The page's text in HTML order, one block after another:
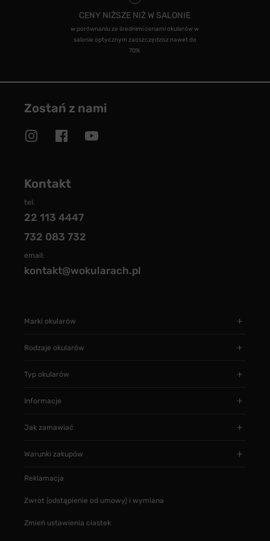
CENY NIŻSZE NIŻ W SALONIE
w porównaniu ze średnimi cenami okularów w
salonie optycznym zaoszczędzisz nawet do
70%
Zostań z nami
Kontakt
tel.
22 113 4447
732 083 732
email:
kontakt@wokularach.pl
Marki okularów
Rodzaje okularów
Typ okularów
Informacje
Jak zamawiać
Warunki zakupów
Reklamacja
Zwrot (odstąpienie od umowy) i wymiana
Zmień ustawienia ciastek